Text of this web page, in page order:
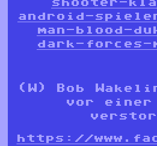
android-
man-blood-
dark-forces-
(W) Bob
vor einer
https://